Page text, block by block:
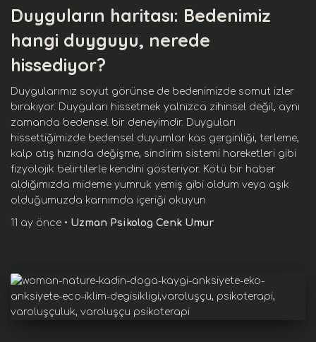
Duyguların haritası: Bedenimiz
hangi duyguyu, nerede
hissediyor?
Duygularımız soyut görünse de bedenimizde somut izler
bırakıyor. Duyguları hissetmek yalnızca zihinsel değil, aynı
zamanda bedensel bir deneyimdir. Duyguları
hissettiğimizde bedensel duyumlar kas gerginliği, terleme,
kalp atış hızında değişme, sindirim sistemi hareketleri gibi
fizyolojik belirtilerle kendini gösteriyor. Kötü bir haber
aldığımızda mideme yumruk yemiş gibi oldum veya aşık
olduğumuzda karnımda içeriği okuyun
11 ay önce • Uzman Psikolog Cenk Umur